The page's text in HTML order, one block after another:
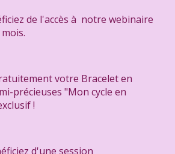
de l'accès à notre webinaire
votre Bracelet en
précieuses "Mon cycle en
!
d'une session